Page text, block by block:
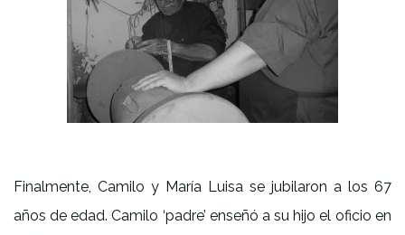
Finalmente, Camilo y María Luisa se jubilaron a los 67
años de edad. Camilo ‘padre’ enseñó a su hijo el oficio en